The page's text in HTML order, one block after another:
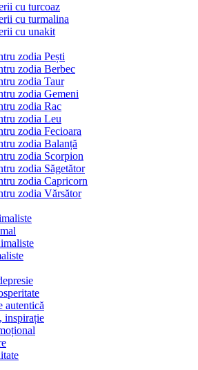
cu turcoaz
cu turmalina
cu unakit
zodia Pești
zodia Berbec
zodia Taur
zodia Gemeni
zodia Rac
zodia Leu
zodia Fecioara
zodia Balanță
zodia Scorpion
zodia Săgetător
zodia Capricorn
zodia Vărsător
autentică
inspirație